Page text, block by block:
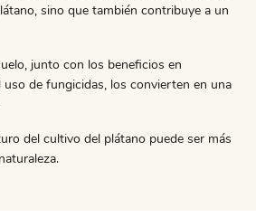
sino que también contribuye a un
junto con los beneficios en
de fungicidas, los convierten en una
del cultivo del plátano puede ser más